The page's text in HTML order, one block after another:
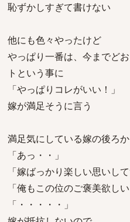
恥ずかしすぎて書けない
他にも色々やったけど
やっぱり一番は、今までど
トという事に
「やっぱりコレがいい！」
嫁が満足そうに言う
満足気にしている嫁の後ろ
「あっ・・」
「嫁ばっかり楽しい思いし
「俺もこの位のご褒美欲しい
「・・・・・」